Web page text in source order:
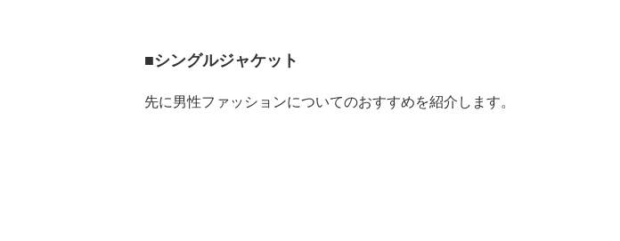
■シングルジャケット
先に男性ファッションについてのおすすめを紹介します。